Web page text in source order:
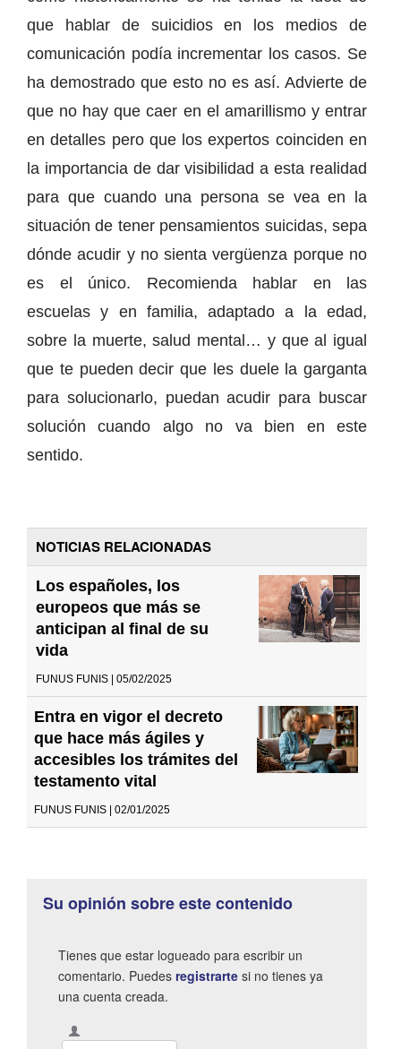
que hablar de suicidios en los medios de
comunicación podía incrementar los casos. Se
ha demostrado que esto no es así. Advierte de
que no hay que caer en el amarillismo y entrar
en detalles pero que los expertos coinciden en
la importancia de dar visibilidad a esta realidad
para que cuando una persona se vea en la
situación de tener pensamientos suicidas, sepa
dónde acudir y no sienta vergüenza porque no
es el único. Recomienda hablar en las
escuelas y en familia, adaptado a la edad,
sobre la muerte, salud mental… y que al igual
que te pueden decir que les duele la garganta
para solucionarlo, puedan acudir para buscar
solución cuando algo no va bien en este
sentido.
NOTICIAS RELACIONADAS
Los españoles, los
europeos que más se
anticipan al final de su
vida
FUNUS FUNIS | 05/02/2025
Entra en vigor el decreto
que hace más ágiles y
accesibles los trámites del
testamento vital
FUNUS FUNIS | 02/01/2025
Su opinión sobre este contenido
Tienes que estar logueado para escribir un
comentario. Puedes registrarte si no tienes ya
una cuenta creada.